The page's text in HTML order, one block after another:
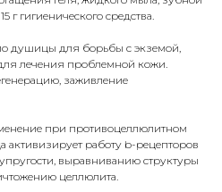
г гигиенического средства.
душицы для борьбы с экземой,
лечения проблемной кожи.
заживление
при противоцеллюлитном
активизирует работу b-рецепторов
выравниванию структуры
целлюлита.